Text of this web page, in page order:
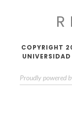
COPYRIGHT
Proudly powered